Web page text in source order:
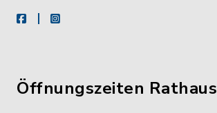
facebookinstagram
Öffnungszeiten Rathaus